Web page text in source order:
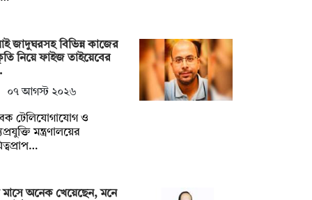
জাদুঘরসহ বিভিন্ন কাজের
নিয়ে ফাইজ তাইয়েবের
০৭ আগস্ট ২০২৬
টেলিযোগাযোগ ও
মন্ত্রণালয়ের
মাসে অনেক খেয়েছেন, মনে